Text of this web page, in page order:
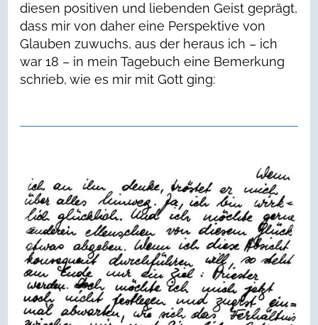
diesen positiven und liebenden Geist geprägt,
dass mir von daher eine Perspektive von
Glauben zuwuchs, aus der heraus ich – ich
war 18 – in mein Tagebuch eine Bemerkung
schrieb, wie es mir mit Gott ging: